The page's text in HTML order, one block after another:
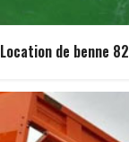
Location de benne 82